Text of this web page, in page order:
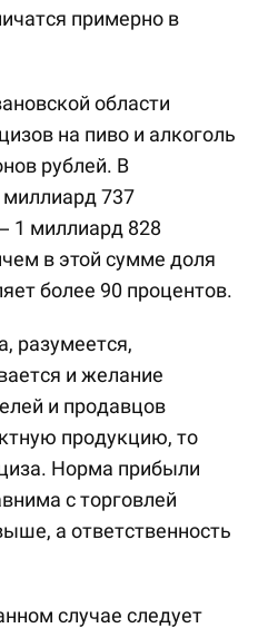
примерно в
области
на пиво и алкоголь
рублей. В
737
1 миллиард 828
в этой сумме доля
более 90 процентов.
разумеется,
и желание
и продавцов
продукцию, то
Норма прибыли
с торговлей
а ответственность
случае следует